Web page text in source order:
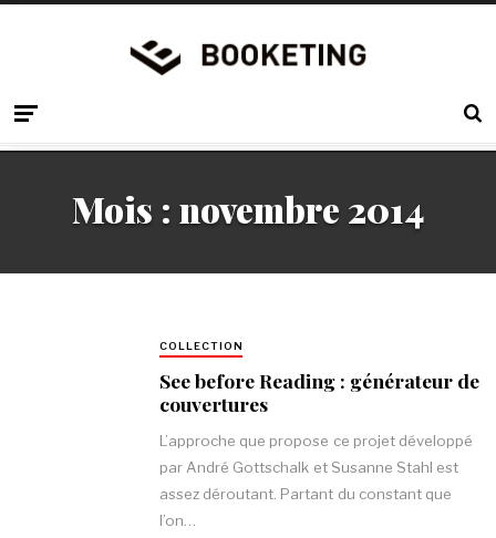
Mois : novembre 2014
COLLECTION
See before Reading : générateur de
couvertures
L’approche que propose ce projet développé
par André Gottschalk et Susanne Stahl est
assez déroutant. Partant du constant que
l’on…